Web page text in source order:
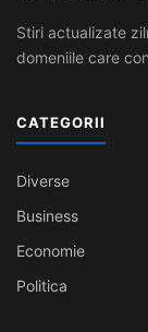
Stiri actualizate
domeniile care
CATEGORII
Diverse
Business
Economie
Politica